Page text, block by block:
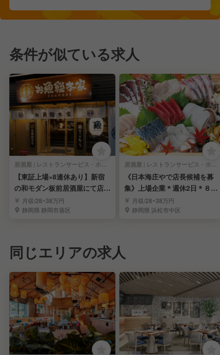
条件が似ている求人
居酒屋 | レストランサービス・ホールスタッフ
【東証上場×8連休あり】新宿
の和モダン板前居酒屋にて店舗
スタッフ募集
月収/28~38万円
静岡県 静岡市葵区
居酒屋 | レストランサービス・ホールスタッフ
《日本海庄やで店長候補を募
集》上場企業＊週休2日＊８連
休あり＊福利厚生充実
月収/28~38万円
静岡県 浜松市中区
同じエリアの求人